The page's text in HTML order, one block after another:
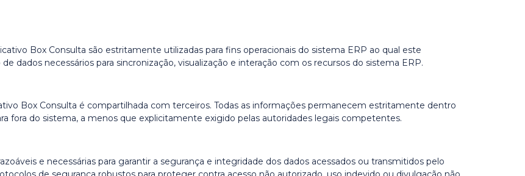
Box Consulta são estritamente utilizadas para fins operacionais do sistema ERP ao qual este
dados necessários para sincronização, visualização e interação com os recursos do sistema ERP.
Box Consulta é compartilhada com terceiros. Todas as informações permanecem estritamente dentro
fora do sistema, a menos que explicitamente exigido pelas autoridades legais competentes.
e necessárias para garantir a segurança e integridade dos dados acessados ou transmitidos pelo